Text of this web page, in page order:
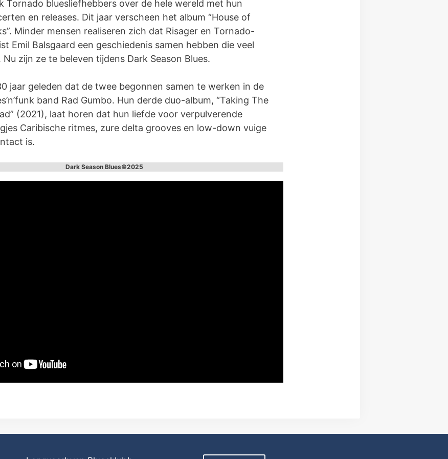
Tornado bluesliefhebbers over de hele wereld met hun
en releases. Dit jaar verscheen het album “House of
Minder mensen realiseren zich dat Risager en Tornado-
Emil Balsgaard een geschiedenis samen hebben die veel
zijn ze te beleven tijdens Dark Season Blues.
jaar geleden dat de twee begonnen samen te werken in de
band Rad Gumbo. Hun derde duo-album, “Taking The
(2021), laat horen dat hun liefde voor verpulverende
Caribische ritmes, zure delta grooves en low-down vuige
is.
Dark Season Blues©2025